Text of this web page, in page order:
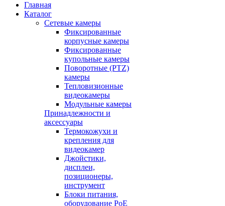
Главная
Каталог
Сетевые камеры
Фиксированные
корпусные камеры
Фиксированные
купольные камеры
Поворотные (PTZ)
камеры
Тепловизионные
видеокамеры
Модульные камеры
Принадлежности и
аксессуары
Термокожухи и
крепления для
видеокамер
Джойстики,
дисплеи,
позиционеры,
инструмент
Блоки питания,
оборудование PoE